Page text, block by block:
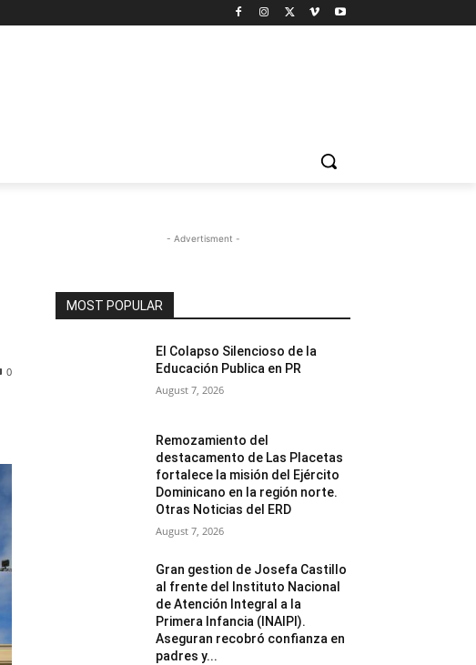
0
- Advertisment -
MOST POPULAR
El Colapso Silencioso de la
Educación Publica en PR
August 7, 2026
Remozamiento del
destacamento de Las Placetas
fortalece la misión del Ejército
Dominicano en la región norte.
Otras Noticias del ERD
August 7, 2026
Gran gestion de Josefa Castillo
al frente del Instituto Nacional
de Atención Integral a la
Primera Infancia (INAIPI).
Aseguran recobró confianza en
padres y...